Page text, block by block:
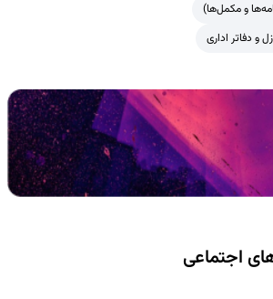
و مکمل‌ها)
و دفاتر اداری
اجتماعی